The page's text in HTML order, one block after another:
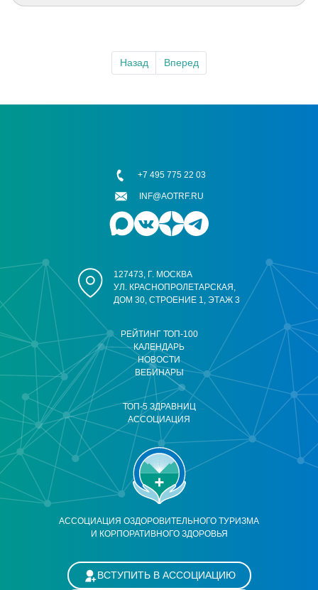
Назад Вперед
АССОЦИАЦИЯ ОЗДОРОВИТЕЛЬНОГО ТУРИЗМА
И КОРПОРАТИВНОГО ЗДОРОВЬЯ
РЕЙТИНГ ТОП-100
КАЛЕНДАРЬ
НОВОСТИ
ВЕБИНАРЫ
ТОП-5 ЗДРАВНИЦ
АССОЦИАЦИЯ
127473, Г. МОСКВА
УЛ. КРАСНОПРОЛЕТАРСКАЯ,
ДОМ 30, СТРОЕНИЕ 1, ЭТАЖ 3
+7 495 775 22 03
INF@AOTRF.RU
ВСТУПИТЬ В АССОЦИАЦИЮ